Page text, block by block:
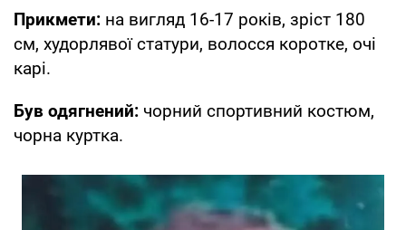
Прикмети: на вигляд 16-17 років, зріст 180
см, худорлявої статури, волосся коротке, очі
карі.
Був одягнений: чорний спортивний костюм,
чорна куртка.